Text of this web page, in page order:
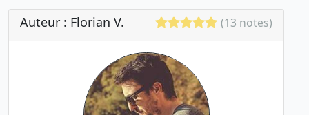
Auteur : Florian V. (13 notes)